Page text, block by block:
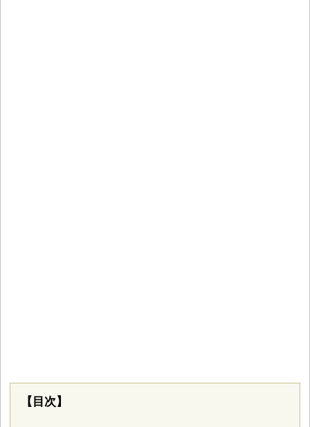
【目次】